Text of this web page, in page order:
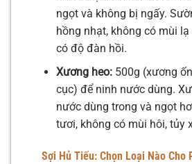
ngọt và không bị ngấy.
hồng nhạt, không có mùi
có độ đàn hồi.
Xương heo:500g (xương
cục) để ninh nước dùng.
nước dùng trong và ngọt
tươi, không có mùi hôi, tủy
Sợi Hủ Tiếu: Chọn Loại Nào Cho